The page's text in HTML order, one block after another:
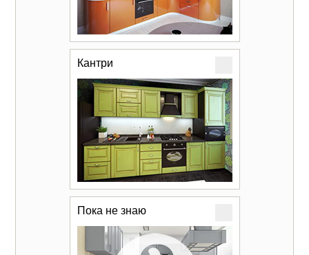
Кантри
Пока не знаю